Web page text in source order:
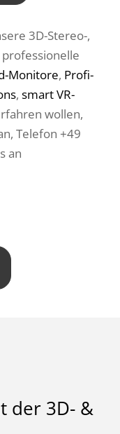
3D-Stereo-,
professionelle
Monitore, Profi-
, smart VR-
wollen,
Telefon +49
an
der 3D- &